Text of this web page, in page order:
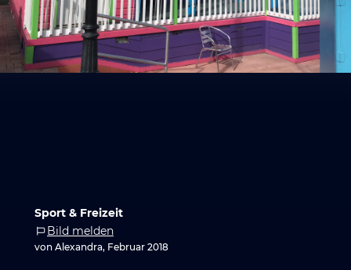
Sport & Freizeit
Bild melden
von Alexandra, Februar 2018